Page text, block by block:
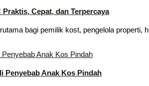
Cepat, dan Terpercaya
bagi pemilik kost, pengelola properti,
Penyebab Anak Kos Pindah